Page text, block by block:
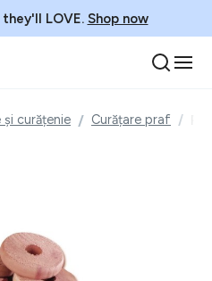
LOVE. Shop now
curățenie Curățare praf